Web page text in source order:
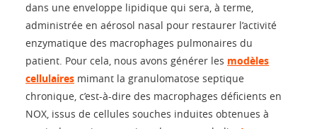
dans une enveloppe lipidique qui sera, à terme,
administrée en aérosol nasal pour restaurer l’activité
enzymatique des macrophages pulmonaires du
patient. Pour cela, nous avons générer les modèles
cellulaires mimant la granulomatose septique
chronique, c’est-à-dire des macrophages déficients en
NOX, issus de cellules souches induites obtenues à